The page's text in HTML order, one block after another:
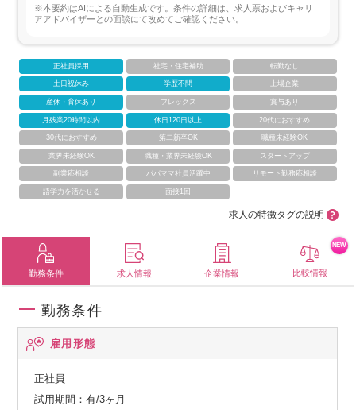
※本要約はAIによる自動生成です。条件の詳細は、求人票およびキャリ
アアドバイザーとの面談にて改めてご確認ください。
正社員採用 社宅・住宅補助 転勤なし
土日祝休み 学歴不問 上場企業
産休・育休あり フレックス 賞与あり
月残業20時間以内 休日120日以上 20代におすすめ
30代におすすめ 第二新卒OK 職種未経験OK
業界未経験OK 職種・業界未経験OK スタートアップ
副業応相談 パパママ社員活躍中 リモート勤務応相談
語学力を活かせる 面接1回
求人の特徴タグの説明
勤務条件 求人情報 企業情報 比較情報
NEW
勤務条件
雇用形態
正社員
試用期間：有/3ヶ月